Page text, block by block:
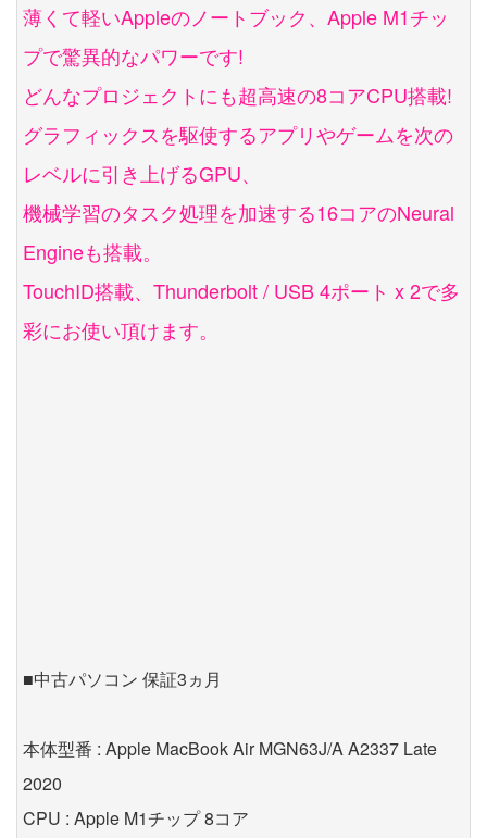
薄くて軽いAppleのノートブック、Apple M1チッ
プで驚異的なパワーです!
どんなプロジェクトにも超高速の8コアCPU搭載!
グラフィックスを駆使するアプリやゲームを次の
レベルに引き上げるGPU、
機械学習のタスク処理を加速する16コアのNeural
Engineも搭載。
TouchID搭載、Thunderbolt / USB 4ポート x 2で多
彩にお使い頂けます。
■中古パソコン 保証3ヵ月
本体型番 : Apple MacBook Air MGN63J/A A2337 Late
2020
CPU : Apple M1チップ 8コア